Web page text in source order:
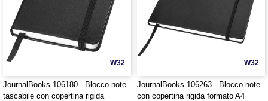
W32
JournalBooks 106180 - Blocco note
tascabile con copertina rigida
W32
JournalBooks 106263 - Blocco note
con copertina rigida formato A4